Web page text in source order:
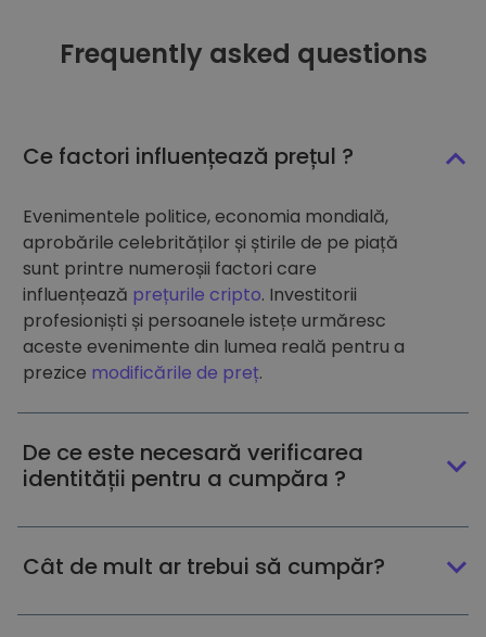
Frequently asked questions
Ce factori influențează prețul ?
Evenimentele politice, economia mondială,
aprobările celebrităților și știrile de pe piață
sunt printre numeroșii factori care
influențează prețurile cripto. Investitorii
profesioniști și persoanele istețe urmăresc
aceste evenimente din lumea reală pentru a
prezice modificările de preț.
De ce este necesară verificarea
identității pentru a cumpăra ?
Cât de mult ar trebui să cumpăr?